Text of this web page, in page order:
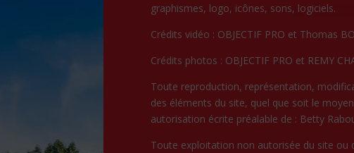
graphismes, logo, icônes, sons, logiciels.
Crédits vidéo : OBJECTIF PRO et Thomas
Crédits photos : OBJECTIF PRO et REMY
Toute reproduction, représentation,
des éléments du site, quel que soit le
autorisation écrite préalable de : Betty
Toute exploitation non autorisée du site ou